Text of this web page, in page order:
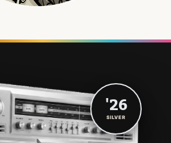
'26
SILVER